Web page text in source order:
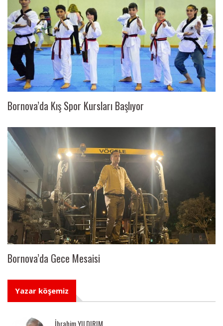
Bornova’da Kış Spor Kursları Başlıyor
Bornova’da Gece Mesaisi
Yazar köşemiz
İbrahim YILDIRIM